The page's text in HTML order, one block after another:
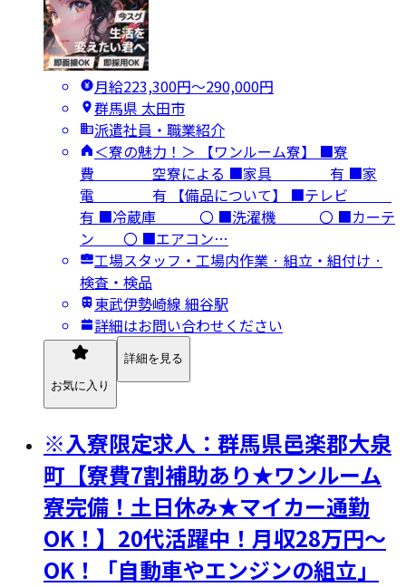
月給223,300円〜290,000円
群馬県 太田市
派遣社員・職業紹介
＜寮の魅力！＞ 【ワンルーム寮】 ■寮
費 空寮による ■家具 有 ■家
電 有 【備品について】 ■テレビ
有 ■冷蔵庫 〇 ■洗濯機 〇 ■カーテ
ン 〇 ■エアコン…
工場スタッフ・工場内作業 · 組立・組付け ·
検査・検品
東武伊勢崎線 細谷駅
詳細はお問い合わせください
お気に入り
詳細を見る
※入寮限定求人：群馬県邑楽郡大泉
町【寮費7割補助あり★ワンルーム
寮完備！土日休み★マイカー通勤
OK！】20代活躍中！月収28万円～
OK！「自動車やエンジンの組立」